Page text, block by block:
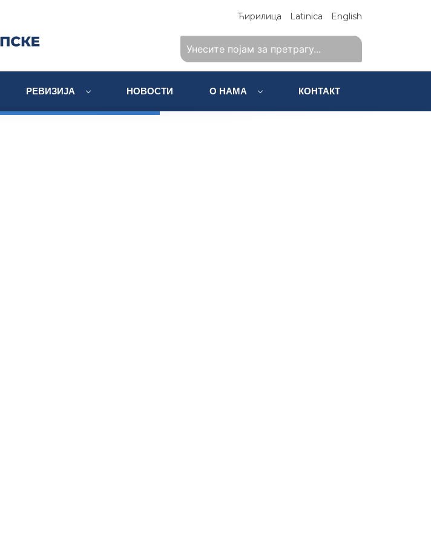
Ћирилица Latinica English
РЕВИЗИЈА НОВОСТИ О НАМА КОНТАКТ